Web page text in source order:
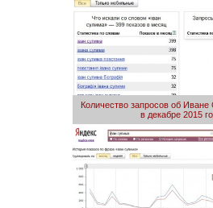
Количество запросов об
в декабре 2015